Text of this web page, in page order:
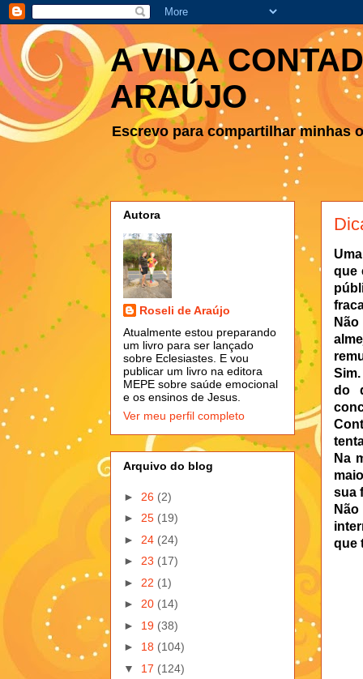
A VIDA
ARAÚJO
Escrevo para compartilhar minhas
que
do
Na
sua
que
Autora
Roseli de Araújo
Atualmente estou preparando
um livro para ser lançado
sobre Eclesiastes. E vou
publicar um livro na editora
MEPE sobre saúde emocional
e os ensinos de Jesus.
Ver meu perfil completo
Arquivo do blog
► 26 (2)
► 25 (19)
► 24 (24)
► 23 (17)
► 22 (1)
► 20 (14)
► 19 (38)
► 18 (104)
▼ 17 (124)